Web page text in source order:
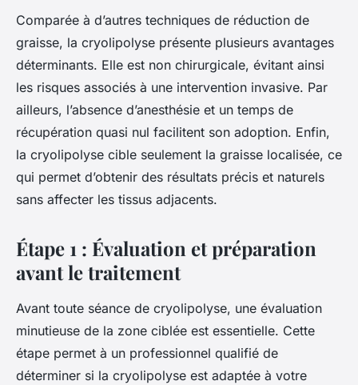
Comparée à d’autres techniques de réduction de
graisse, la cryolipolyse présente plusieurs avantages
déterminants. Elle est non chirurgicale, évitant ainsi
les risques associés à une intervention invasive. Par
ailleurs, l’absence d’anesthésie et un temps de
récupération quasi nul facilitent son adoption. Enfin,
la cryolipolyse cible seulement la graisse localisée, ce
qui permet d’obtenir des résultats précis et naturels
sans affecter les tissus adjacents.
Étape 1 : Évaluation et préparation
avant le traitement
Avant toute séance de cryolipolyse, une évaluation
minutieuse de la zone ciblée est essentielle. Cette
étape permet à un professionnel qualifié de
déterminer si la cryolipolyse est adaptée à votre